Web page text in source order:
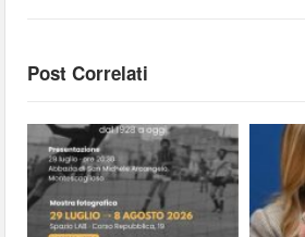
Post Correlati